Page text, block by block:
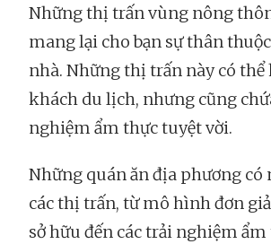
Những thị trấn vùng nông
mang lại cho bạn sự thân
nhà. Những thị trấn này có thể
khách du lịch, nhưng cũng
nghiệm ẩm thực tuyệt vời.
Những quán ăn địa phương có
các thị trấn, từ mô hình đơn
sở hữu đến các trải nghiệm ẩm